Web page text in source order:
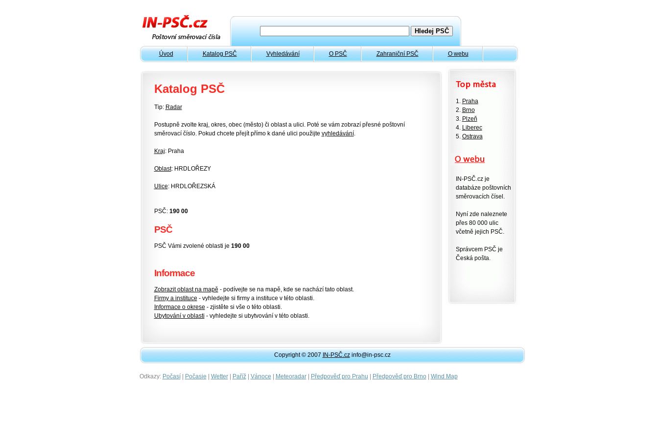
Úvod Katalog PSČ Vyhledávání O PSČ Zahraniční PSČ O webu
Katalog PSČ
Tip: Radar
Postupně zvolte kraj, okres, obec (město) či oblast a ulici. Poté se vám zobrazí přesné poštovní
směrovací číslo. Pokud chcete přejít přímo k dané ulici použijte vyhledávání.
Kraj: Praha
Oblast: HRDLOŘEZY
Ulice: HRDLOŘEZSKÁ
PSČ: 190 00
PSČ
PSČ Vámi zvolené oblasti je 190 00
Informace
Zobrazit oblast na mapě - podívejte se na mapě, kde se nachází tato oblast.
Firmy a instituce - vyhledejte si firmy a instituce v této oblasti.
Informace o okrese - zjistěte si vše o této oblasti.
Ubytování v oblasti - vyhledejte si ubytvování v této oblasti.
1. Praha
2. Brno
3. Plzeň
4. Liberec
5. Ostrava
IN-PSČ.cz je
databáze poštovních
směrovacích čísel.
Nyní zde naleznete
přes 80 000 ulic
včetně jejich PSČ.
Správcem PSČ je
Česká pošta.
Copyright © 2007IN-PSČ.czinfo@in-psc.cz
Odkazy: Počasí| Počasie | Wetter| Paříž| Vánoce | Meteoradar| Předpověď pro Prahu | Předpověď pro Brno| Wind Map